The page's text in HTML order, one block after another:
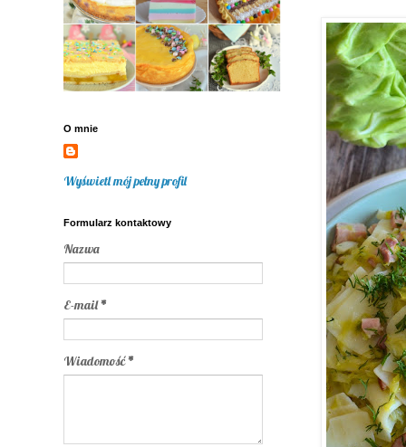
O mnie
Wyświetl mój pełny profil
Formularz kontaktowy
Nazwa
E-mail*
Wiadomość*